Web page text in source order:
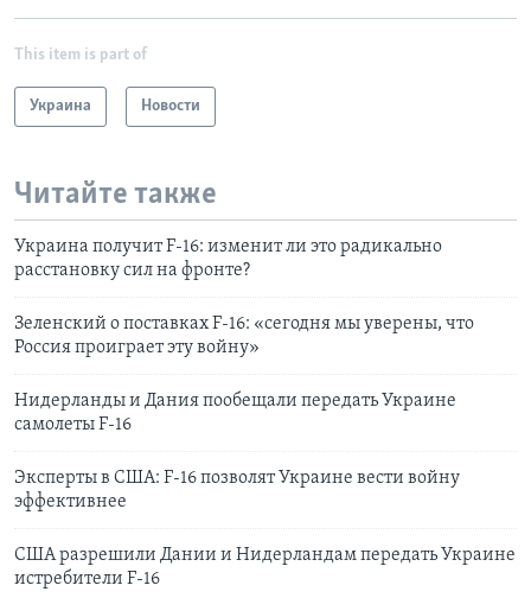
This item is part of
Украина Новости
Читайте также
Украина получит F-16: изменит ли это радикально
расстановку сил на фронте?
Зеленский о поставках F-16: «сегодня мы уверены, что
Россия проиграет эту войну»
Нидерланды и Дания пообещали передать Украине
самолеты F-16
Эксперты в США: F-16 позволят Украине вести войну
эффективнее
США разрешили Дании и Нидерландам передать Украине
истребители F-16